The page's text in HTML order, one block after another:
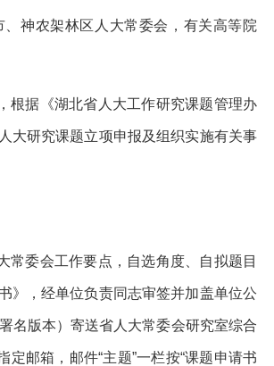
神农架林区人大常委会，有关高等院
根据《湖北省人大工作研究课题管理办
大研究课题立项申报及组织实施有关事
常委会工作要点，自选角度、自拟题目
》，经单位负责同志审签并加盖单位公
名版本）寄送省人大常委会研究室综合
邮箱，邮件“主题”一栏按“课题申请书